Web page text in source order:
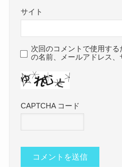
サイト
次回のコメントで使用す
の名前、メールアドレス、
CAPTCHA コード